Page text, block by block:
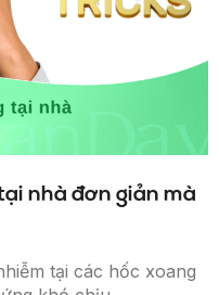
nhà đơn giản mà
tại các hốc xoang